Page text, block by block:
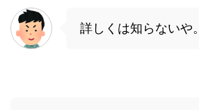
詳しくは知らないや。